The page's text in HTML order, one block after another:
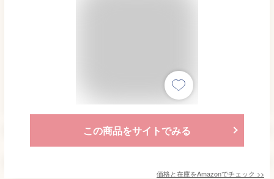
この商品をサイトでみる
価格と在庫をAmazonでチェック >>